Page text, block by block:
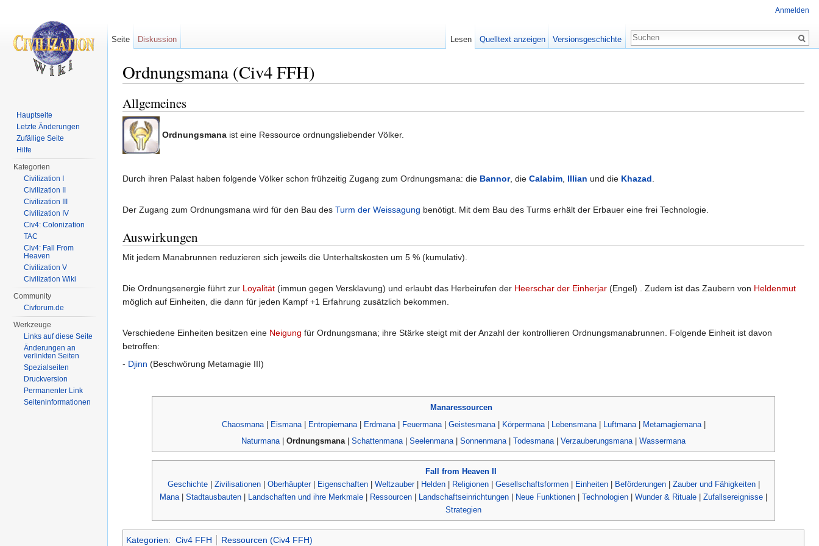
Ordnungsmana (Civ4 FFH)
Allgemeines
Ordnungsmana ist eine Ressource ordnungsliebender Völker.
Durch ihren Palast haben folgende Völker schon frühzeitig Zugang zum Ordnungsmana: die Bannor, die Calabim Illian und die Khazad
Der Zugang zum Ordnungsmana wird für den Bau des Turm der Weissagung benötigt. Mit dem Bau des Turms erhält der Erbauer eine frei Technologie.
Auswirkungen
Mit jedem Manabrunnen reduzieren sich jeweils die Unterhaltskosten um 5 % (kumulativ).
Die Ordnungsenergie führt zur Loyalität (immun gegen Versklavung) und erlaubt das Herbeirufen der Heerschar der Einherjar (Engel) . Zudem ist das Zaubern von Heldenmut
möglich auf Einheiten, die dann für jeden Kampf +1 Erfahrung zusätzlich bekommen.
Verschiedene Einheiten besitzen eine Neigung für Ordnungsmana; ihre Stärke steigt mit der Anzahl der kontrollieren Ordnungsmanabrunnen. Folgende Einheit ist davon
betroffen:
- Djinn (Beschwörung Metamagie III)
Manaressourcen
Chaosmana| Eismana| Entropiemana| Erdmana| Feuermana| Geistesmana| Körpermana| Lebensmana| Luftmana| Metamagiemana|
Naturmana| Ordnungsmana| Schattenmana| Seelenmana| Sonnenmana| Todesmana| Verzauberungsmana| Wassermana
Fall from Heaven II
Geschichte| Zivilisationen| Oberhäupter| Eigenschaften| Weltzauber| Helden| Religionen| Gesellschaftsformen| Einheiten| Beförderungen| Zauber und Fähigkeiten|
Mana| Stadtausbauten Landschaften und ihre Merkmale Ressourcen Landschaftseinrichtungen Neue Funktionen Technologien Wunder & Rituale Zufallsereignisse
Strategien
Kategorien: Civ4 FFH Ressourcen (Civ4 FFH)
Anmelden
Seite Diskussion Lesen Quelltext anzeigen Versionsgeschichte
Hauptseite
Letzte Änderungen
Zufällige Seite
Hilfe
Kategorien
Civilization I
Civilization II
Civilization III
Civilization IV
Civ4: Colonization
TAC
Civ4: Fall From
Heaven
Civilization V
Civilization Wiki
Community
Civforum.de
Werkzeuge
Links auf diese Seite
Änderungen an
verlinkten Seiten
Spezialseiten
Druckversion
Permanenter Link
Seiten­informationen